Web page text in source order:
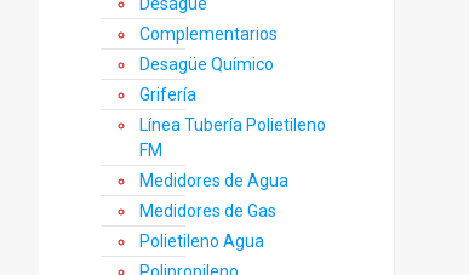
Complementarios
Desagüe Químico
Grifería
Línea Tubería Polietileno
FM
Medidores de Agua
Medidores de Gas
Polietileno Agua